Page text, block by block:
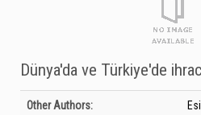
Dünya'da ve Türkiye'de
Bibliographic Details
Other Authors: